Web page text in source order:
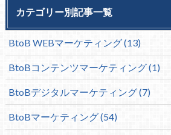
カテゴリー別記事一覧
BtoB WEBマーケティング(13)
BtoBコンテンツマーケティング(1)
BtoBデジタルマーケティング(7)
BtoBマーケティング(54)